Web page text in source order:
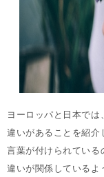
ヨーロッパと日本で
違いがあることを紹介
言葉が付けられている
違いが関係しているよ